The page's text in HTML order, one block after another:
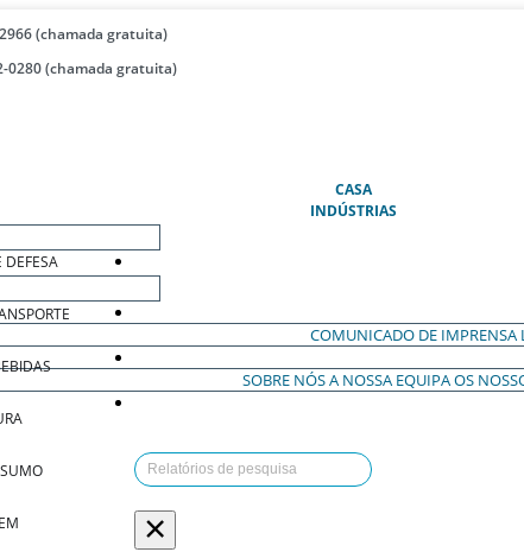
(chamada gratuita)
0280 (chamada gratuita)
CASA(ATUAL)
INDÚSTRIAS
DEFESA
COMUNICADO DE IMPRENSA
SOBRE NÓSA NOSSA EQUIPAOS
×